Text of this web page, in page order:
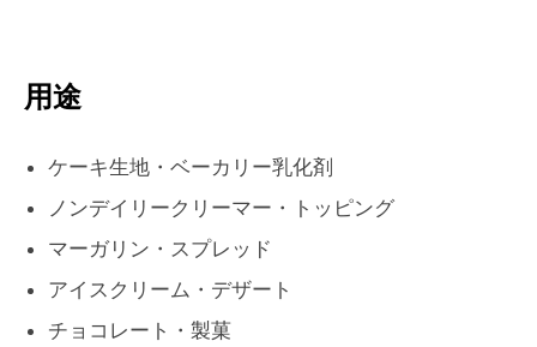
用途
ケーキ生地・ベーカリー乳化剤
ノンデイリークリーマー・トッピング
マーガリン・スプレッド
アイスクリーム・デザート
チョコレート・製菓